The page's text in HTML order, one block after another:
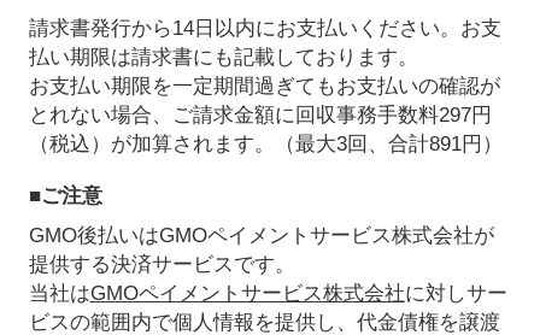
請求書発行から14日以内にお支払いください。お支
払い期限は請求書にも記載しております。
お支払い期限を一定期間過ぎてもお支払いの確認が
とれない場合、ご請求金額に回収事務手数料297円
（税込）が加算されます。（最大3回、合計891円）
■ご注意
GMO後払いはGMOペイメントサービス株式会社が
提供する決済サービスです。
当社はGMOペイメントサービス株式会社に対しサー
ビスの範囲内で個人情報を提供し、代金債権を譲渡